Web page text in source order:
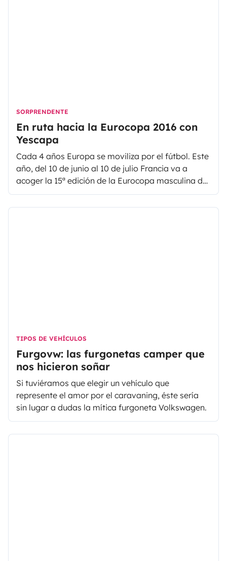
SORPRENDENTE
En ruta hacia la Eurocopa 2016 con
Yescapa
Cada 4 años Europa se moviliza por el fútbol. Este
año, del 10 de junio al 10 de julio Francia va a
acoger la 15ª edición de la Eurocopa masculina de
fútbol. Durante estas 4 semanas de competición
son más de 51 partidos los que se jugarán por
TIPOS DE VEHÍCULOS
Furgovw: las furgonetas camper que
nos hicieron soñar
Si tuviéramos que elegir un vehículo que
represente el amor por el caravaning, éste sería
sin lugar a dudas la mítica furgoneta Volkswagen.